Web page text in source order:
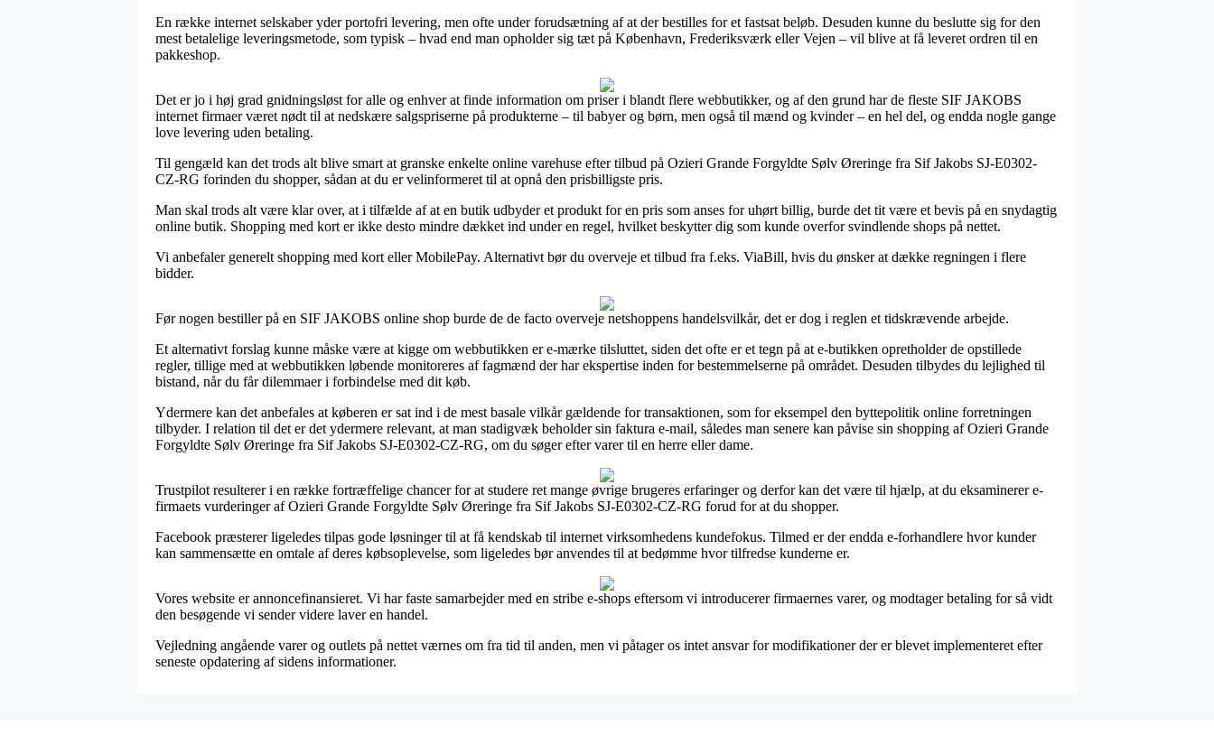
En række internet selskaber yder portofri levering, men ofte under forudsætning af at der bestilles for et fastsat beløb. Desuden kunne du beslutte sig for den
mest betalelige leveringsmetode, som typisk – hvad end man opholder sig tæt på København, Frederiksværk eller Vejen – vil blive at få leveret ordren til en
pakkeshop.
Det er jo i høj grad gnidningsløst for alle og enhver at finde information om priser i blandt flere webbutikker, og af den grund har de fleste SIF JAKOBS
internet firmaer været nødt til at nedskære salgspriserne på produkterne – til babyer og børn, men også til mænd og kvinder – en hel del, og endda nogle gange
love levering uden betaling.
Til gengæld kan det trods alt blive smart at granske enkelte online varehuse efter tilbud på Ozieri Grande Forgyldte Sølv Øreringe fra Sif Jakobs SJ-E0302-
CZ-RG forinden du shopper, sådan at du er velinformeret til at opnå den prisbilligste pris.
Man skal trods alt være klar over, at i tilfælde af at en butik udbyder et produkt for en pris som anses for uhørt billig, burde det tit være et bevis på en snydagtig
online butik. Shopping med kort er ikke desto mindre dækket ind under en regel, hvilket beskytter dig som kunde overfor svindlende shops på nettet.
Vi anbefaler generelt shopping med kort eller MobilePay. Alternativt bør du overveje et tilbud fra f.eks. ViaBill, hvis du ønsker at dække regningen i flere
bidder.
Før nogen bestiller på en SIF JAKOBS online shop burde de de facto overveje netshoppens handelsvilkår, det er dog i reglen et tidskrævende arbejde.
Et alternativt forslag kunne måske være at kigge om webbutikken er e-mærke tilsluttet, siden det ofte er et tegn på at e-butikken opretholder de opstillede
regler, tillige med at webbutikken løbende monitoreres af fagmænd der har ekspertise inden for bestemmelserne på området. Desuden tilbydes du lejlighed til
bistand, når du får dilemmaer i forbindelse med dit køb.
Ydermere kan det anbefales at køberen er sat ind i de mest basale vilkår gældende for transaktionen, som for eksempel den byttepolitik online forretningen
tilbyder. I relation til det er det ydermere relevant, at man stadigvæk beholder sin faktura e-mail, således man senere kan påvise sin shopping af Ozieri Grande
Forgyldte Sølv Øreringe fra Sif Jakobs SJ-E0302-CZ-RG, om du søger efter varer til en herre eller dame.
Trustpilot resulterer i en række fortræffelige chancer for at studere ret mange øvrige brugeres erfaringer og derfor kan det være til hjælp, at du eksaminerer e-
firmaets vurderinger af Ozieri Grande Forgyldte Sølv Øreringe fra Sif Jakobs SJ-E0302-CZ-RG forud for at du shopper.
Facebook præsterer ligeledes tilpas gode løsninger til at få kendskab til internet virksomhedens kundefokus. Tilmed er der endda e-forhandlere hvor kunder
kan sammensætte en omtale af deres købsoplevelse, som ligeledes bør anvendes til at bedømme hvor tilfredse kunderne er.
Vores website er annoncefinansieret. Vi har faste samarbejder med en stribe e-shops eftersom vi introducerer firmaernes varer, og modtager betaling for så vidt
den besøgende vi sender videre laver en handel.
Vejledning angående varer og outlets på nettet værnes om fra tid til anden, men vi påtager os intet ansvar for modifikationer der er blevet implementeret efter
seneste opdatering af sidens informationer.